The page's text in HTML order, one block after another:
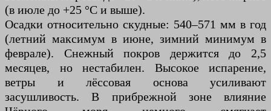
(в июле до +25 °C и выше).
Осадки относительно скудные: 540–571 мм в год
(летний максимум в июне, зимний минимум в
феврале). Снежный покров держится до 2,5
месяцев, но нестабилен. Высокое испарение,
ветры и лёссовая основа усиливают
засушливость. В прибрежной зоне влияние